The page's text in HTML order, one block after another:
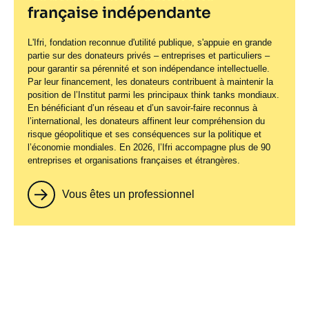
française indépendante
L'Ifri, fondation reconnue d'utilité publique, s'appuie en grande
partie sur des donateurs privés – entreprises et particuliers –
pour garantir sa pérennité et son indépendance intellectuelle.
Par leur financement, les donateurs contribuent à maintenir la
position de l’Institut parmi les principaux think tanks mondiaux.
En bénéficiant d’un réseau et d’un savoir-faire reconnus à
l’international, les donateurs affinent leur compréhension du
risque géopolitique et ses conséquences sur la politique et
l’économie mondiales. En 2026, l’Ifri accompagne plus de 90
entreprises et organisations françaises et étrangères.
Vous êtes un professionnel